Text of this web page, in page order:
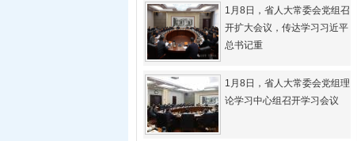
1月8日，省人大常委会党组召
开扩大会议，传达学习习近平
总书记重
1月8日，省人大常委会党组理
论学习中心组召开学习会议